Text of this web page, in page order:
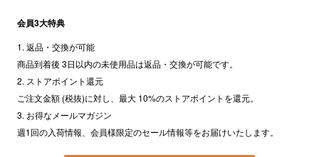
会員3大特典
1. 返品・交換が可能
商品到着後 3日以内の未使用品は返品・交換が可能です。
2. ストアポイント還元
ご注文金額 (税抜)に対し、最大 10%のストアポイントを還元。
3. お得なメールマガジン
週1回の入荷情報、会員様限定のセール情報等をお届けいたします。